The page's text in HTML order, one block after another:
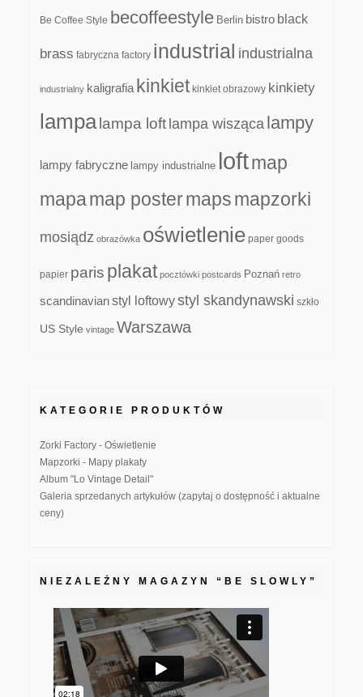
Be Coffee Style becoffeestyle Berlin bistro black
brass fabryczna factory industrial industrialna
industrialny kaligrafia kinkiet kinkiet obrazowy kinkiety
lampa lampa loft lampa wisząca lampy
lampy fabryczne lampy industrialne loftmap
mapamap postermapsmapzorki
mosiądz obrazówka oświetlenie paper goods
papier paris plakat pocztówki postcards Poznań retro
scandinavianstyl loftowystyl skandynawski szkło
US Style vintage Warszawa
KATEGORIE PRODUKTÓW
Zorki Factory - Oświetlenie
Mapzorki - Mapy plakaty
Album "Lo Vintage Detail"
Galeria sprzedanych artykułów (zapytaj o dostępność i aktualne
ceny)
NIEZALEŻNY MAGAZYN “BE SLOWLY”